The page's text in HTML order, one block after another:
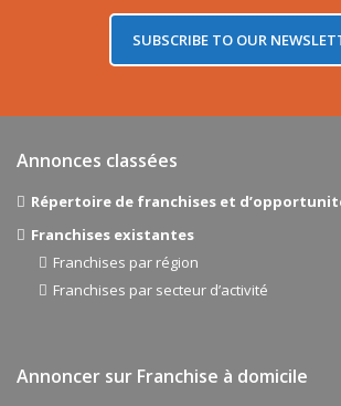
SUBSCRIBE TO OUR
Annonces classées
Répertoire de franchises et
Franchises existantes
Franchises par région
Franchises par secteur d’activité
Annoncer sur Franchise à domicile